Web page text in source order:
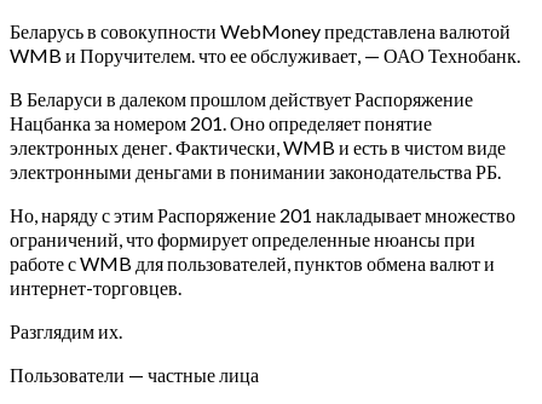
Беларусь в совокупности WebMoney представлена валютой
WMB и Поручителем. что ее обслуживает, — ОАО Технобанк.
В Беларуси в далеком прошлом действует Распоряжение
Нацбанка за номером 201. Оно определяет понятие
электронных денег. Фактически, WMB и есть в чистом виде
электронными деньгами в понимании законодательства РБ.
Но, наряду с этим Распоряжение 201 накладывает множество
ограничений, что формирует определенные нюансы при
работе с WMB для пользователей, пунктов обмена валют и
интернет-торговцев.
Разглядим их.
Пользователи — частные лица